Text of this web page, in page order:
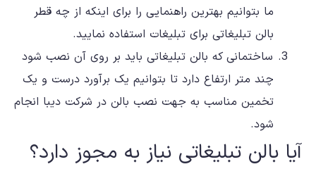
ما بتوانیم بهترین راهنمایی را برای اینکه از چه قطر
بالن تبلیغاتی برای تبلیغات استفاده نمایید.
ساختمانی که بالن تبلیغاتی باید بر روی آن نصب شود
چند متر ارتفاع دارد تا بتوانیم یک برآورد درست و یک
تخمین مناسب به جهت نصب بالن در شرکت دیبا انجام
شود.
آیا بالن تبلیغاتی نیاز به مجوز دارد؟